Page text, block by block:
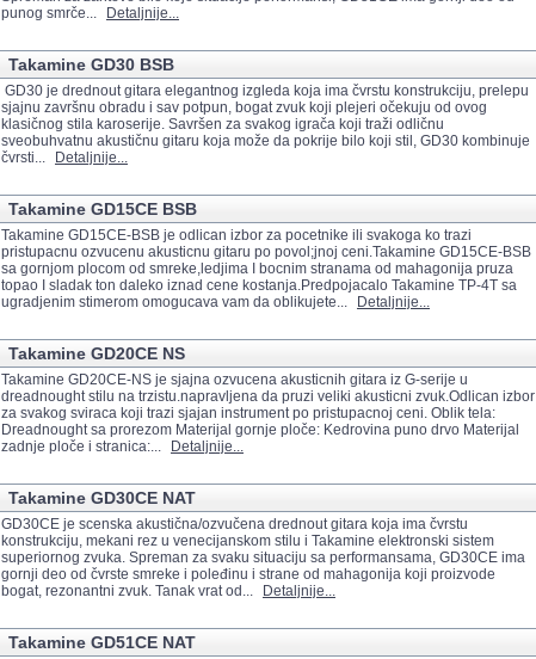
punog smrče...
Detaljnije...
Takamine GD30 BSB
GD30 je drednout gitara elegantnog izgleda koja ima čvrstu konstrukciju, prelepu
sjajnu završnu obradu i sav potpun, bogat zvuk koji plejeri očekuju od ovog
klasičnog stila karoserije. Savršen za svakog igrača koji traži odličnu
sveobuhvatnu akustičnu gitaru koja može da pokrije bilo koji stil, GD30 kombinuje
čvrsti...
Detaljnije...
Takamine GD15CE BSB
Takamine GD15CE-BSB je odlican izbor za pocetnike ili svakoga ko trazi
pristupacnu ozvucenu akusticnu gitaru po povol;jnoj ceni.Takamine GD15CE-BSB
sa gornjom plocom od smreke,ledjima I bocnim stranama od mahagonija pruza
topao I sladak ton daleko iznad cene kostanja.Predpojacalo Takamine TP-4T sa
ugradjenim stimerom omogucava vam da oblikujete...
Detaljnije...
Takamine GD20CE NS
Takamine GD20CE-NS je sjajna ozvucena akusticnih gitara iz G-serije u
dreadnought stilu na trzistu.napravljena da pruzi veliki akusticni zvuk.Odlican izbor
za svakog sviraca koji trazi sjajan instrument po pristupacnoj ceni. Oblik tela:
Dreadnought sa prorezom Materijal gornje ploče: Kedrovina puno drvo Materijal
zadnje ploče i stranica:...
Detaljnije...
Takamine GD30CE NAT
GD30CE je scenska akustična/ozvučena drednout gitara koja ima čvrstu
konstrukciju, mekani rez u venecijanskom stilu i Takamine elektronski sistem
superiornog zvuka. Spreman za svaku situaciju sa performansama, GD30CE ima
gornji deo od čvrste smreke i poleđinu i strane od mahagonija koji proizvode
bogat, rezonantni zvuk. Tanak vrat od...
Detaljnije...
Takamine GD51CE NAT